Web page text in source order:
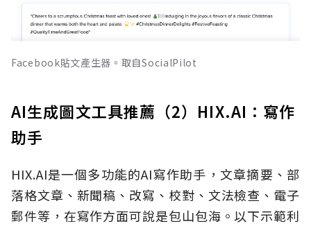
Facebook貼文產生器。取自SocialPilot
AI生成圖文工具推薦（2）HIX.AI：寫作
助手
HIX.AI是一個多功能的AI寫作助手，文章摘要、部
落格文章、新聞稿、改寫、校對、文法檢查、電子
郵件等，在寫作方面可說是包山包海。以下示範利